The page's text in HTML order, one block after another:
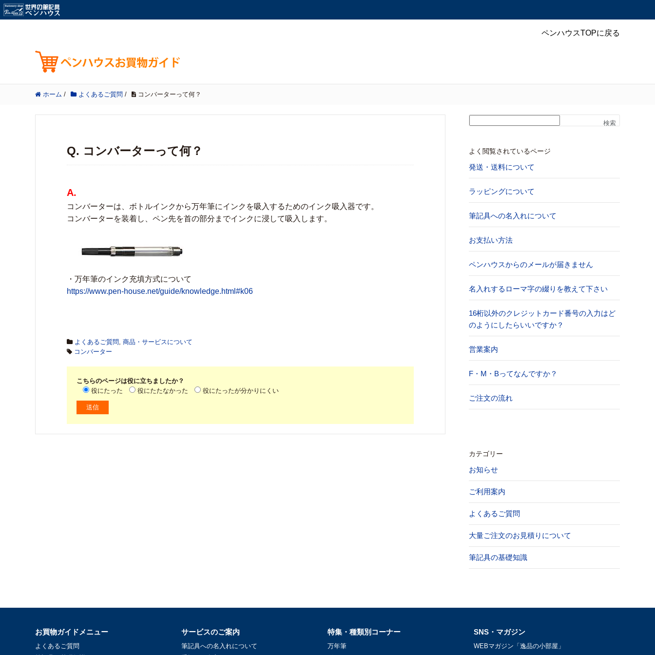
ペンハウスTOPに戻る
ホーム / よくあるご質問 / コンバーターって何？
Q. コンバーターって何？
A.
コンバーターは、ボトルインクから万年筆にインクを吸入するためのインク吸入器です。
コンバーターを装着し、ペン先を首の部分までインクに浸して吸入します。
・万年筆のインク充填方式について
https://www.pen-house.net/guide/knowledge.html#k06
よくあるご質問, 商品・サービスについて
コンバーター
こちらのページは役に立ちましたか？
役にたった
役にたたなかった 役にたったが分かりにくい
検索
よく閲覧されているページ
発送・送料について
ラッピングについて
筆記具への名入れについて
お支払い方法
ペンハウスからのメールが届きません
名入れするローマ字の綴りを教えて下さい
16桁以外のクレジットカード番号の入力はど
のようにしたらいいですか？
営業案内
F・M・Bってなんですか？
ご注文の流れ
カテゴリー
お知らせ
ご利用案内
よくあるご質問
大量ご注文のお見積りについて
筆記具の基礎知識
お買物ガイドメニュー
よくあるご質問
サービスのご案内
筆記具への名入れについて
特集・種類別コーナー
万年筆
SNS・マガジン
WEBマガジン「逸品の小部屋」